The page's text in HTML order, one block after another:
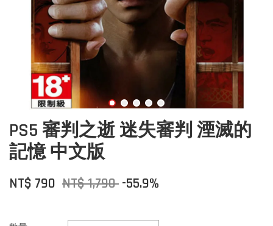
PS5 審判之逝 迷失審判 湮滅的
記憶 中文版
NT$ 790 NT$ 1,790 -55.9%